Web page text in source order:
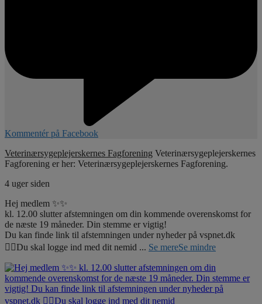
Kommentér på Facebook
Veterinærsygeplejerskernes Fagforening Veterinærsygeplejerskernes
Fagforening er her: Veterinærsygeplejerskernes Fagforening.
4 uger siden
Hej medlem ✨✨
kl. 12.00 slutter afstemningen om din kommende overenskomst for
de næste 19 måneder. Din stemme er vigtig!
Du kan finde link til afstemningen under nyheder på vspnet.dk
☝🏼Du skal logge ind med dit nemid ... Se mereSe mindre